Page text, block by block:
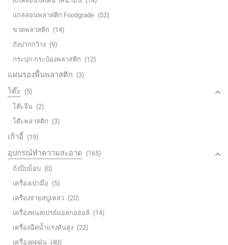
แกลลอนพลาสติก Foodgrade (52)
ขวดพลาสติก (14)
ถังปากกว้าง (9)
กระปุก-กระป๋องพลาสติก (12)
แผ่นรองพื้นพลาสติก (3)
โต๊ะ (5)
โต๊ะจีน (2)
โต๊ะพลาสติก (3)
เก้าอี้ (19)
อุปกรณ์ทำความสะอาด (165)
ถังบีบม็อบ (0)
เครื่องเป่ามือ (5)
เครื่องจ่ายสบู่เหลว (20)
เครื่องพ่นสเปรย์แอลกอฮอล์ (14)
เครื่องฉีดน้ำแรงดันสูง (22)
เครื่องดูดฝุ่น (40)